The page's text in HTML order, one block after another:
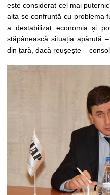
este considerat cel mai
alta se confruntă cu problema
a destabilizat economia și
stăpânească situația apărută
din țară, dacă reușește –